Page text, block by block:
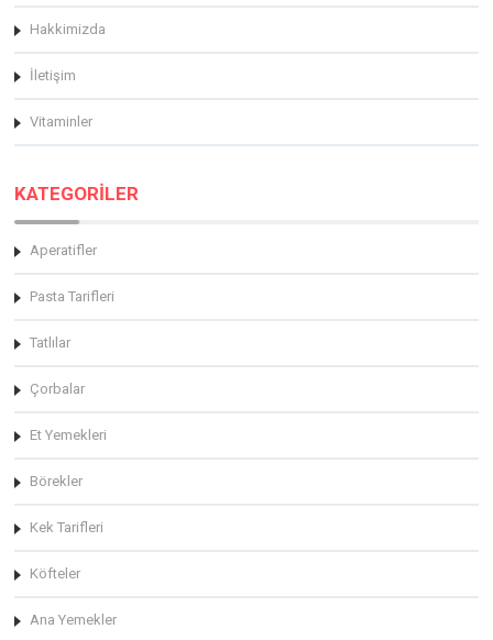
Hakkimizda
İletişim
Vitaminler
KATEGORİLER
Aperatifler
Pasta Tarifleri
Tatlılar
Çorbalar
Et Yemekleri
Börekler
Kek Tarifleri
Köfteler
Ana Yemekler